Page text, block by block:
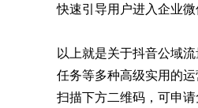
快速引导用户进入企业微
以上就是关于抖音公域
任务等多种高级实用的
扫描下方二维码，可申请